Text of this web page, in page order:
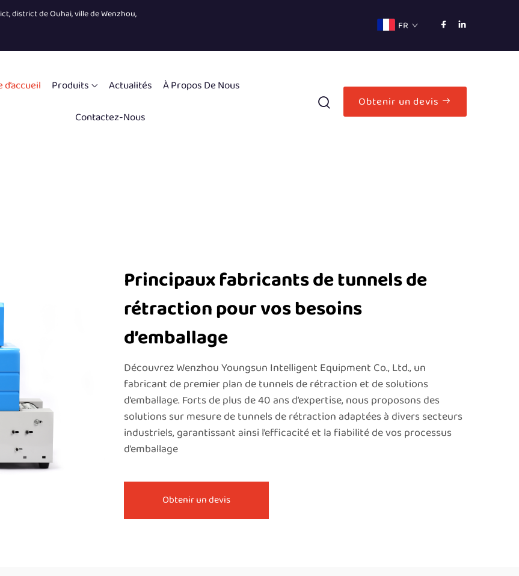
district de Ouhai, ville de Wenzhou,
FR
d’accueil Produits Actualités
À Propos De Nous
Contactez-Nous
Obtenir un devis
Principaux fabricants de tunnels de
rétraction pour vos besoins
d’emballage
Découvrez Wenzhou Youngsun Intelligent Equipment Co., Ltd., un
fabricant de premier plan de tunnels de rétraction et de solutions
d’emballage. Forts de plus de 40 ans d’expertise, nous proposons des
solutions sur mesure de tunnels de rétraction adaptées à divers secteurs
industriels, garantissant ainsi l’efficacité et la fiabilité de vos processus
d’emballage
Obtenir un devis